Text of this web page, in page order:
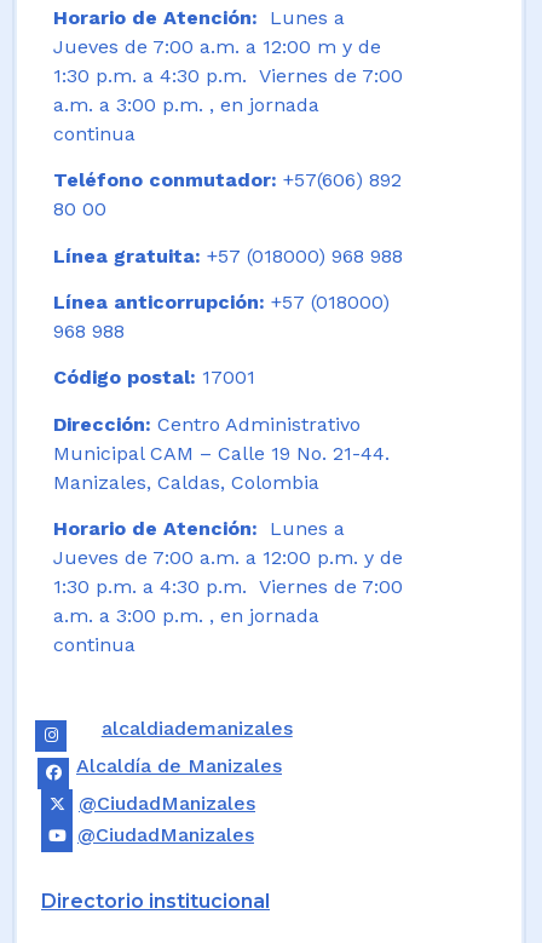
Horario de Atención:
Lunes a
Jueves de 7:00 a.m. a 12:00 m y de
1:30 p.m. a 4:30 p.m. Viernes de 7:00
a.m. a 3:00 p.m. , en jornada
continua
Teléfono conmutador: +57(606) 892
80 00
Línea gratuita: +57 (018000) 968 988
Línea anticorrupción: +57 (018000)
968 988
Código postal: 17001
Dirección: Centro Administrativo
Municipal CAM – Calle 19 No. 21-44.
Manizales, Caldas, Colombia
Horario de Atención: Lunes a
Jueves de 7:00 a.m. a 12:00 p.m. y de
1:30 p.m. a 4:30 p.m. Viernes de 7:00
a.m. a 3:00 p.m. , en jornada
continua
alcaldiademanizales
Alcaldía de Manizales
@CiudadManizales
@CiudadManizales
Directorio institucional